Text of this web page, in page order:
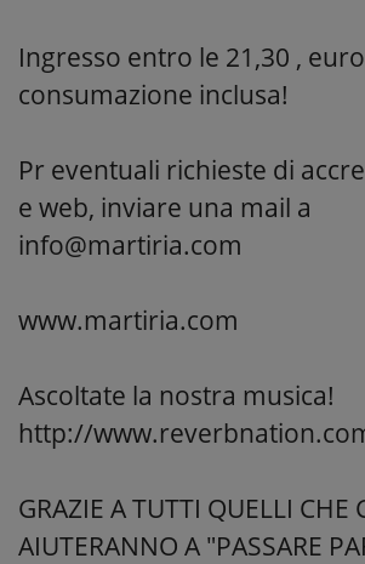
Ingresso entro le 21,30 ,
consumazione inclusa!
Pr eventuali richieste di
e web, inviare una mail a
info@martiria.com
www.martiria.com
Ascoltate la nostra musica!
http://
GRAZIE A TUTTI QUELLI CHE
AIUTERANNO A "PASSARE